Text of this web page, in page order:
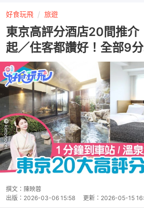
好食玩飛 旅遊
東京高評分酒店20間推
起／住客都讚好！全部9
撰文： 陳映蓉
出版： 2026-03-06 15:58 更新： 2026-05-15